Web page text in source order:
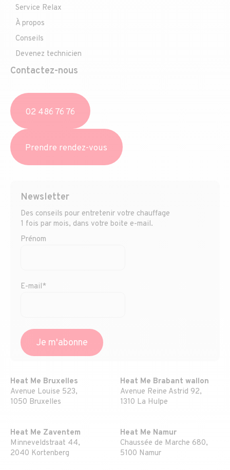
Service Relax
À propos
Conseils
Devenez technicien
Contactez-nous
02 486 76 76
Prendre rendez-vous
Newsletter
Des conseils pour entretenir votre chauffage
1 fois par mois, dans votre boite e-mail.
Prénom
E-mail*
Heat Me Bruxelles
Avenue Louise 523,
1050 Bruxelles
Heat Me Brabant wallon
Avenue Reine Astrid 92,
1310 La Hulpe
Heat Me Zaventem
Minneveldstraat 44,
2040 Kortenberg
Heat Me Namur
Chaussée de Marche 680,
5100 Namur